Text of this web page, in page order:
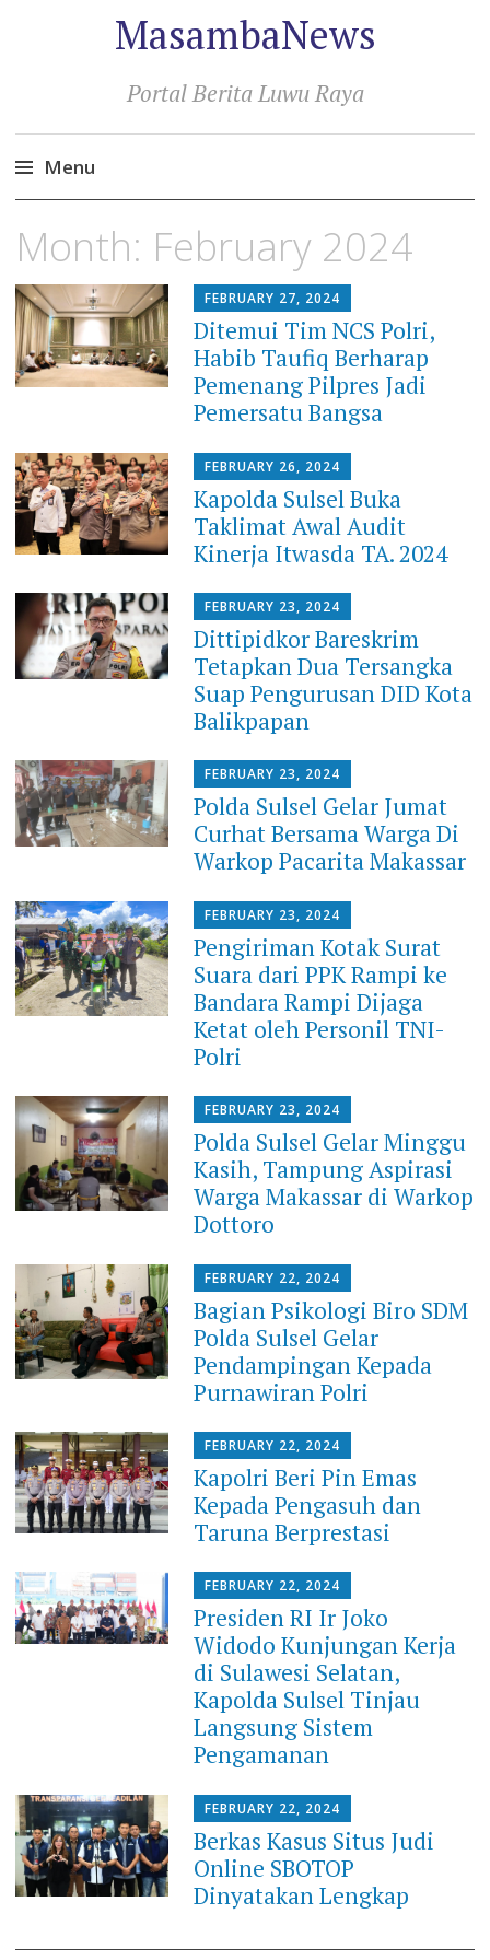
MasambaNews
Portal Berita Luwu Raya
Menu
to
Month: February 2024
FEBRUARY 27, 2024
Ditemui Tim NCS Polri,
Habib Taufiq Berharap
Pemenang Pilpres Jadi
Pemersatu Bangsa
FEBRUARY 26, 2024
Kapolda Sulsel Buka
Taklimat Awal Audit
Kinerja Itwasda TA. 2024
FEBRUARY 23, 2024
Dittipidkor Bareskrim
Tetapkan Dua Tersangka
Suap Pengurusan DID Kota
Balikpapan
FEBRUARY 23, 2024
Polda Sulsel Gelar Jumat
Curhat Bersama Warga Di
Warkop Pacarita Makassar
FEBRUARY 23, 2024
Pengiriman Kotak Surat
Suara dari PPK Rampi ke
Bandara Rampi Dijaga
Ketat oleh Personil TNI-
Polri
FEBRUARY 23, 2024
Polda Sulsel Gelar Minggu
Kasih, Tampung Aspirasi
Warga Makassar di Warkop
Dottoro
FEBRUARY 22, 2024
Bagian Psikologi Biro SDM
Polda Sulsel Gelar
Pendampingan Kepada
Purnawiran Polri
FEBRUARY 22, 2024
Kapolri Beri Pin Emas
Kepada Pengasuh dan
Taruna Berprestasi
FEBRUARY 22, 2024
Presiden RI Ir Joko
Widodo Kunjungan Kerja
di Sulawesi Selatan,
Kapolda Sulsel Tinjau
Langsung Sistem
Pengamanan
FEBRUARY 22, 2024
Berkas Kasus Situs Judi
Online SBOTOP
Dinyatakan Lengkap